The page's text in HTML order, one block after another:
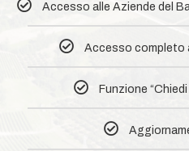
Accesso alle Aziende del
Accesso completo
Funzione